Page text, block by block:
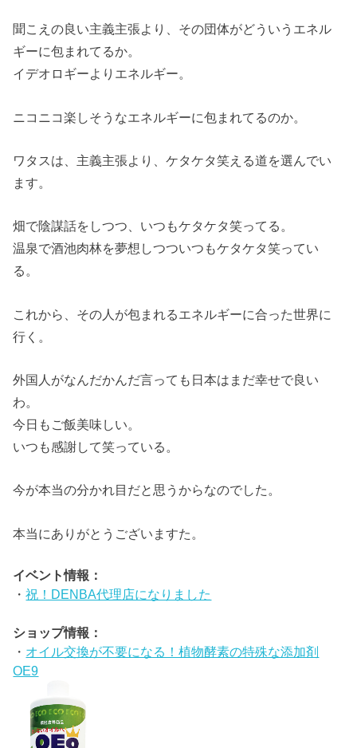
聞こえの良い主義主張より、その団体がどういうエネル
ギーに包まれてるか。
イデオロギーよりエネルギー。
ニコニコ楽しそうなエネルギーに包まれてるのか。
ワタスは、主義主張より、ケタケタ笑える道を選んでい
ます。
畑で陰謀話をしつつ、いつもケタケタ笑ってる。
温泉で酒池肉林を夢想しつついつもケタケタ笑ってい
る。
これから、その人が包まれるエネルギーに合った世界に
行く。
外国人がなんだかんだ言っても日本はまだ幸せで良い
わ。
今日もご飯美味しい。
いつも感謝して笑っている。
今が本当の分かれ目だと思うからなのでした。
本当にありがとうございますた。
イベント情報：
・祝！DENBA代理店になりました
ショップ情報：
・ オイル交換が不要になる！植物酵素の特殊な添加剤
OE9